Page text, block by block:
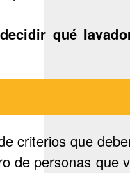
qué
criterios que
de personas que